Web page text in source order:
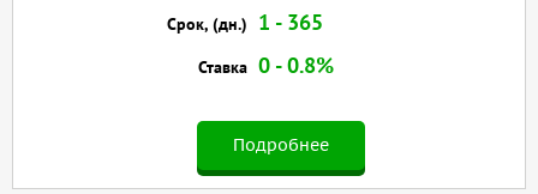
Подробнее
Срок, (дн.) 1 - 365
Ставка 0 - 0.8%